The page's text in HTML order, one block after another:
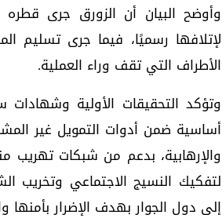
وأوضح البيان أن الزورق جرى
لإتلافها رسميًا، فيما جرى تسليم
الأطراف التي تقف وراء العملية.
وتؤكد التحقيقات الأولية
أساسية ضمن أدوات التمويل غير
والإرهابية، بدعم من شبكات تهريب
لتفكيك النسيج الاجتماعي
إلى دول الجوار بهدف الإضرار بأمنها